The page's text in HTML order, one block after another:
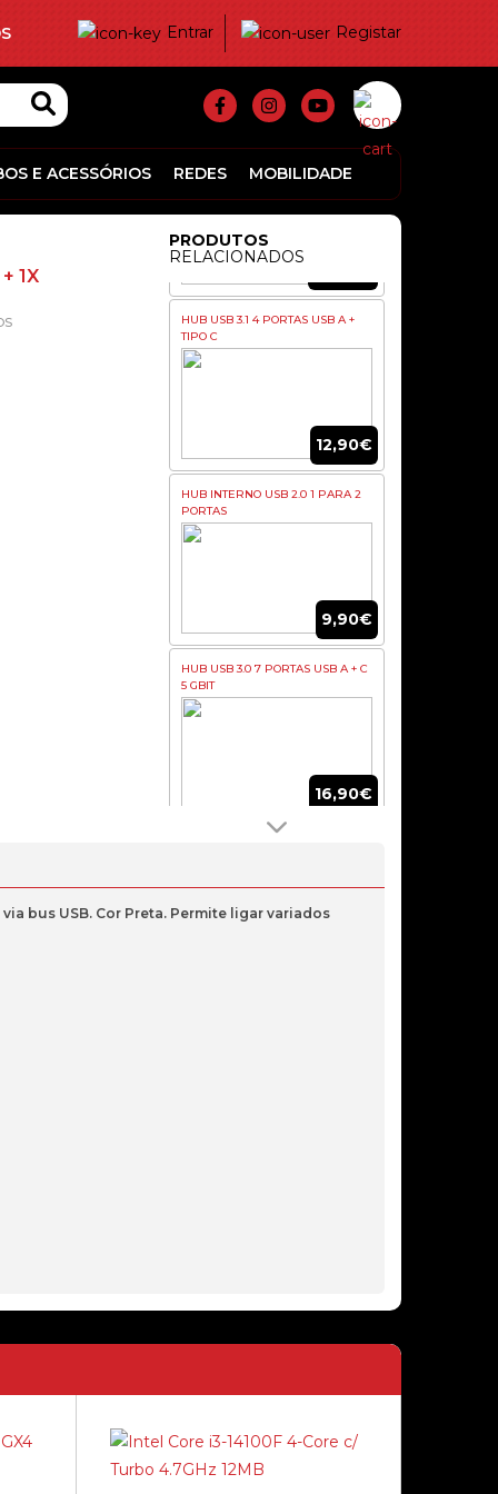
Entrar Registar
E ACESSÓRIOS REDES MOBILIDADE
1X
PRODUTOS
RELACIONADOS
21,90€
HUB INTERNO USB 2.0 1 PARA 4
HUB USB 3.1 4 PORTAS USB A +
TIPO C
12,90€
HUB INTERNO USB 2.0 1 PARA 2
PORTAS
9,90€
HUB USB 3.0 7 PORTAS USB A + C
5 GBIT
16,90€
21,90€
HUB 4X USB AXAGON HUE-P1AL
bus USB. Cor Preta. Permite ligar variados